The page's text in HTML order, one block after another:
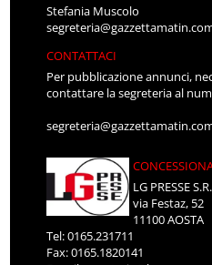
Stefania Muscolo
CONTATTACI
Per pubblicazione annunci,
contattare la segreteria al
LG PRESSE
via Festaz, 52
11100 AOSTA
Tel: 0165.231711
Fax: 0165.1820141